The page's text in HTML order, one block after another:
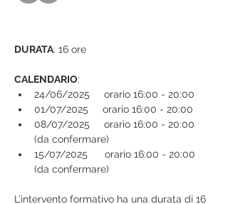
DURATA: 16 ore
CALENDARIO:
24/06/2025     orario 16:00 - 20:00
01/07/2025     orario 16:00 - 20:00
08/07/2025     orario 16:00 - 20:00
(da confermare)
15/07/2025      orario 16:00 - 20:00
(da confermare)
L’intervento formativo ha una durata di 16